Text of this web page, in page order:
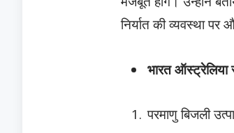
निर्यात की व्यवस्था पर
भारत ऑस्ट्रेलिया
परमाणु बिजली